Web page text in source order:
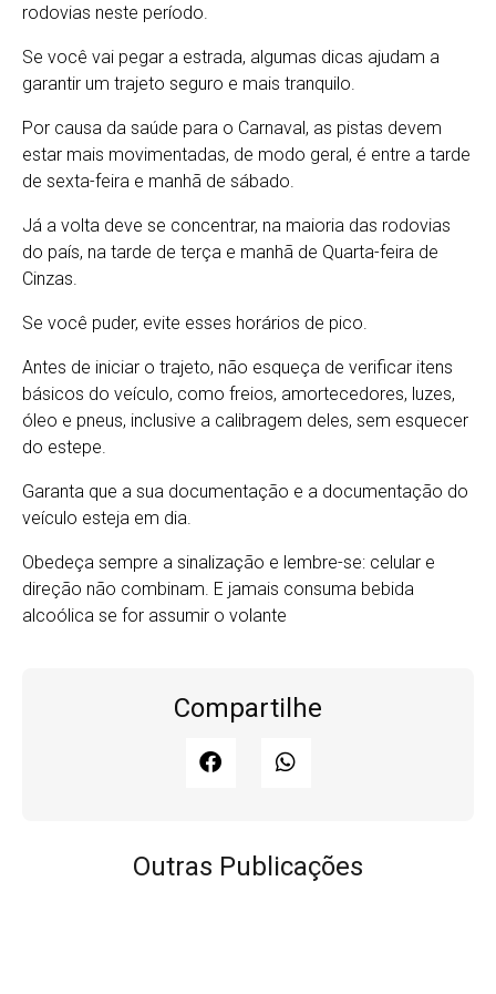
rodovias neste período.
Se você vai pegar a estrada, algumas dicas ajudam a
garantir um trajeto seguro e mais tranquilo.
Por causa da saúde para o Carnaval, as pistas devem
estar mais movimentadas, de modo geral, é entre a tarde
de sexta-feira e manhã de sábado.
Já a volta deve se concentrar, na maioria das rodovias
do país, na tarde de terça e manhã de Quarta-feira de
Cinzas.
Se você puder, evite esses horários de pico.
Antes de iniciar o trajeto, não esqueça de verificar itens
básicos do veículo, como freios, amortecedores, luzes,
óleo e pneus, inclusive a calibragem deles, sem esquecer
do estepe.
Garanta que a sua documentação e a documentação do
veículo esteja em dia.
Obedeça sempre a sinalização e lembre-se: celular e
direção não combinam. E jamais consuma bebida
alcoólica se for assumir o volante
Compartilhe
Outras Publicações